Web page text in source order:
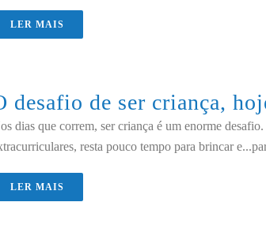
LER MAIS
desafio de ser criança,
dias que correm, ser criança é um enorme
resta pouco tempo para brincar
LER MAIS